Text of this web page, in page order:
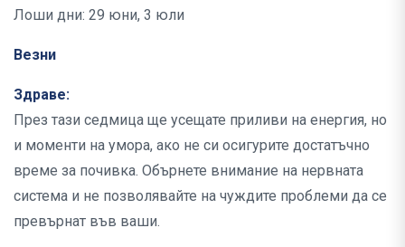
Лоши дни: 29 юни, 3 юли
Везни
Здраве:
През тази седмица ще усещате приливи на енергия, но
и моменти на умора, ако не си осигурите достатъчно
време за почивка. Обърнете внимание на нервната
система и не позволявайте на чуждите проблеми да се
превърнат във ваши.